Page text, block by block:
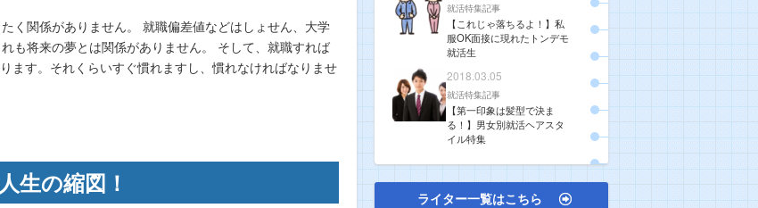
く関係がありません。 就職偏差値などはしょせん、大学
も将来の夢とは関係がありません。 そして、就職すれば
ます。それくらいすぐ慣れますし、慣れなければなりませ
生の縮図！
就活特集記事
【これじゃ落ちるよ！】私
服OK面接に現れたトンデモ
就活生
2018.03.05
就活特集記事
【第一印象は髪型で決ま
る！】男女別就活ヘアスタ
イル特集
ライター一覧はこちら